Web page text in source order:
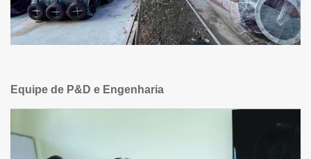
Equipe de P&D e Engenharia